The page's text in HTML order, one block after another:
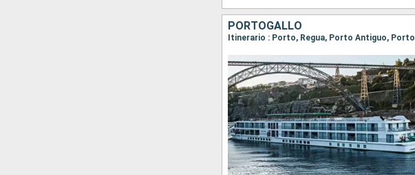
PORTOGALLO
Itinerario : Porto, Regua, Porto Antiguo, Porto